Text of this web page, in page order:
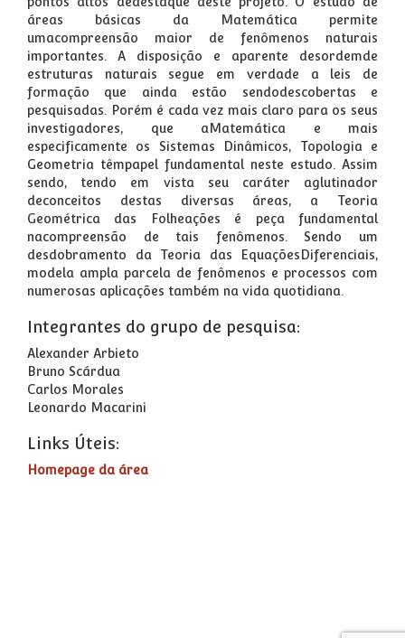
áreas básicas da Matemática permite
umacompreensão maior de fenômenos naturais
importantes. A disposição e aparente desordemde
estruturas naturais segue em verdade a leis de
formação que ainda estão sendodescobertas e
pesquisadas. Porém é cada vez mais claro para os seus
investigadores, que aMatemática e mais
especificamente os Sistemas Dinâmicos, Topologia e
Geometria têmpapel fundamental neste estudo. Assim
sendo, tendo em vista seu caráter aglutinador
deconceitos destas diversas áreas, a Teoria
Geométrica das Folheações é peça fundamental
nacompreensão de tais fenômenos. Sendo um
desdobramento da Teoria das EquaçõesDiferenciais,
modela ampla parcela de fenômenos e processos com
numerosas aplicações também na vida quotidiana.
Integrantes do grupo de pesquisa:
Alexander Arbieto
Bruno Scárdua
Carlos Morales
Leonardo Macarini
Links Úteis:
Homepage da área